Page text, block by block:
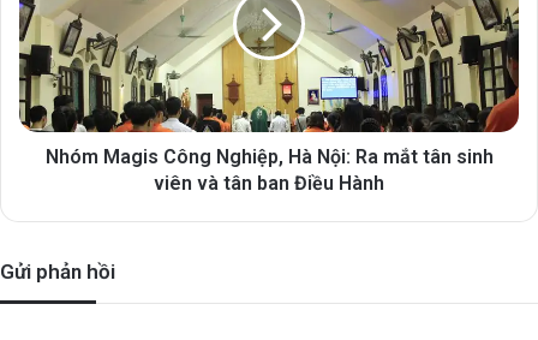
Nhóm Magis Công Nghiệp, Hà Nội: Ra mắt tân sinh
viên và tân ban Điều Hành
Gửi phản hồi